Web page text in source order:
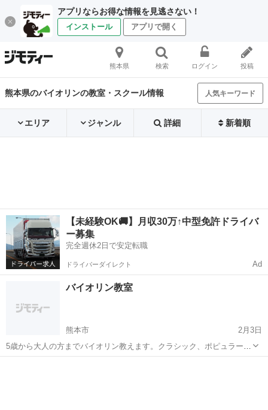
アプリならお得な情報を見逃さない！
インストール アプリで開く
熊本県 検索 ログイン 投稿
熊本県のバイオリンの教室・スクール情報 人気キーワード
エリア ジャンル 詳細 新着順
【未経験OK🚚】月収30万↑中型免許ドライバ
ー募集
完全週休2日で安定転職
ドライバーダイレクト Ad
バイオリン教室
熊本市
2月3日
5歳から大人の方までバイオリン教えます。クラシック、ポピュラーの
お好きな曲をレッスンすることも出来ます。発表会や合奏会も定期的